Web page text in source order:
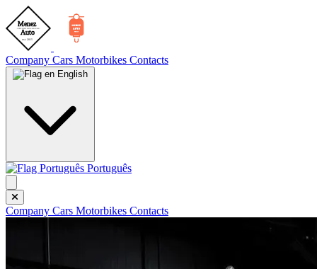
Company Cars Motorbikes Contacts
English
Português
Company Cars Motorbikes Contacts